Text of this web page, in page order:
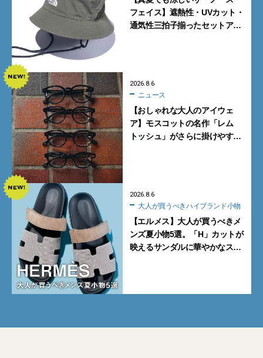
フェイス】遮熱性・UVカット・
通気性三拍子揃ったセットアッ
2026.8.6
ニュース
【おしゃれな大人のアイウェ
ア】モスコットの名作「レム
トッシュ」がさらに掛けやす
2026.8.6
大人が買うべきハイブランド小物
【エルメス】大人が買うべきメ
ンズ夏小物5選。「H」カットが
映えるサンダルに華やかなス